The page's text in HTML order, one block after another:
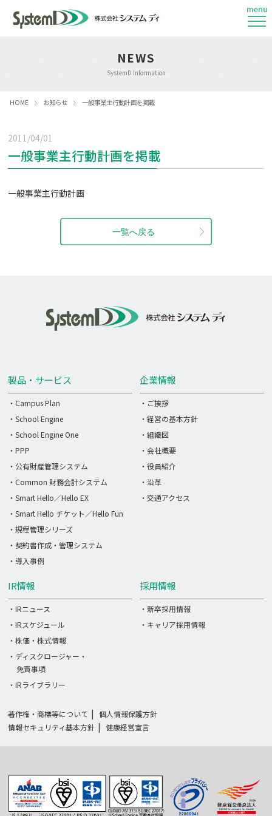
menu
NEWS
SystemD Information
HOME お知らせ 一般事業主行動計画を掲載
2011/04/01
一般事業主行動計画を掲載
一般事業主行動計画
製品・サービス
・Campus Plan
・School Engine
・School Engine One
・PPP
・公有財産管理システム
・Common 財務会計システム
・Smart Hello／Hello EX
・Smart Hello チケット／Hello Fun
・規程管理シリーズ
・契約書作成・管理システム
・導入事例
IR情報
・IRニュース
・IRスケジュール
・株価・株式情報
・ディスクロージャー・
免責事項
・IRライブラリー
採用情報
・新卒採用情報
・キャリア採用情報
企業情報
・ご挨拶
・経営の基本方針
・組織図
・会社概要
・役員紹介
・沿革
・交通アクセス
著作権・商標等について
個人情報保護方針
情報セキュリティ基本方針
健康経営宣言